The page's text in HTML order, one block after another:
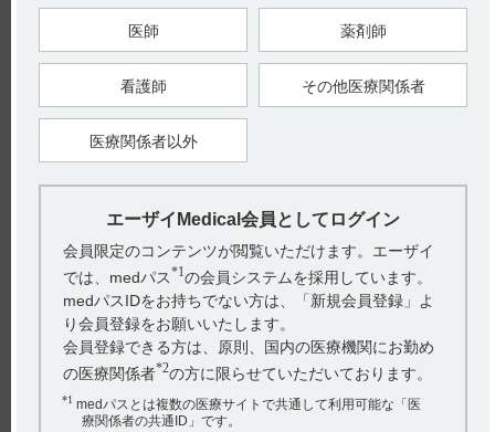
す。
使用期限検索サイトはこちら
お探しの情報が見つからない場合やご不明な点は、hhcホット
ライン（0120-419-497）までお問い合わせ下さい。
1）ノイキノン錠5mg・錠10mg・糖衣錠10mg電子添文 2021年11
【更新年月】
戻る
関連するQ&A
医師 薬剤師
看護師 その他医療関係者
医療関係者以外
エーザイMedical会員としてログイン
会員限定のコンテンツが閲覧いただけます。エーザイ
では、medパス*1の会員システムを採用しています。
medパスIDをお持ちでない方は、「新規会員登録」よ
り会員登録をお願いいたします。
会員登録できる方は、原則、国内の医療機関にお勤め
の医療関係者*2の方に限らせていただいております。
*1 medパスとは複数の医療サイトで共通して利用可能な「医
療関係者の共通ID」です。